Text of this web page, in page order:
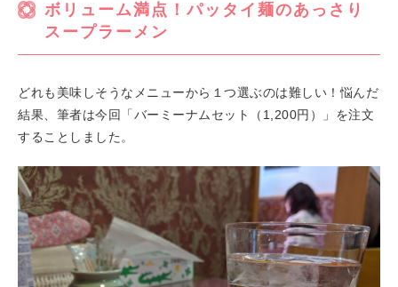
ボリューム満点！パッタイ麺のあっさり
スープラーメン
どれも美味しそうなメニューから１つ選ぶのは難しい！悩んだ
結果、筆者は今回「バーミーナムセット（1,200円）」を注文
することしました。